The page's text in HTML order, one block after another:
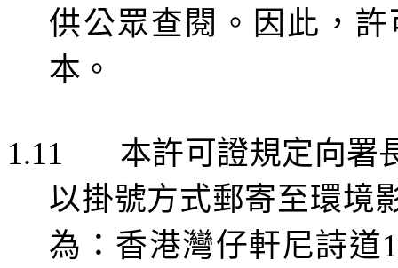
供公眾查閱。因此，
本。
1.11
本許可證規定向署
以掛號方式郵寄至環境
為：香港灣仔軒尼詩道